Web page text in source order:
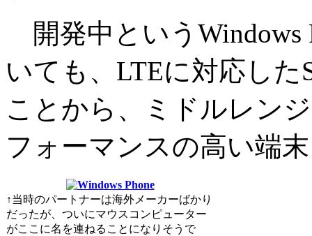
開発中というWindows
いても、LTEに対応し
ことから、ミドルレン
フォーマンスの高い端
↑当時のパートナーは海外メーカーばかり
だったが、ついにマウスコンピューター
がここに名を連ねることになりそうで